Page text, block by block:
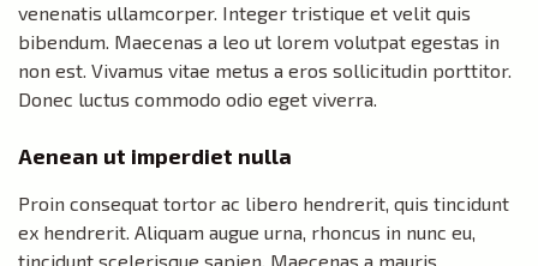
venenatis ullamcorper. Integer tristique et velit quis
bibendum. Maecenas a leo ut lorem volutpat egestas in
non est. Vivamus vitae metus a eros sollicitudin porttitor.
Donec luctus commodo odio eget viverra.
Aenean ut imperdiet nulla
Proin consequat tortor ac libero hendrerit, quis tincidunt
ex hendrerit. Aliquam augue urna, rhoncus in nunc eu,
tincidunt scelerisque sapien. Maecenas a mauris